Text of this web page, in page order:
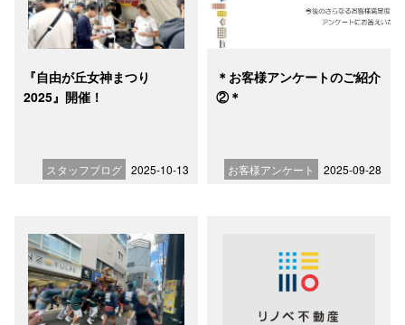
『自由が丘女神まつり
2025』開催！
スタッフブログ 2025-10-13
＊お客様アンケートのご紹介
②＊
お客様アンケート 2025-09-28